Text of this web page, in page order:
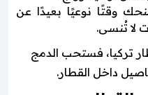
وقتًا نوعيًا بعيدًا عن
لا تُنسى.
تركيا، فستحب الدمج
داخل القطار.